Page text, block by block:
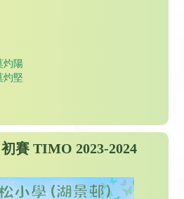
灼陽
灼堅
賽 TIMO 2023-2024